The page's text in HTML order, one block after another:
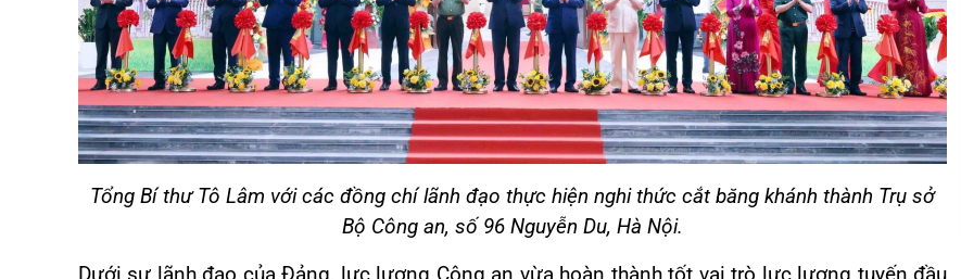
Tổng Bí thư Tô Lâm với các đồng chí lãnh đạo thực hiện nghi thức cắt băng khánh thành Trụ sở
Bộ Công an, số 96 Nguyễn Du, Hà Nội.